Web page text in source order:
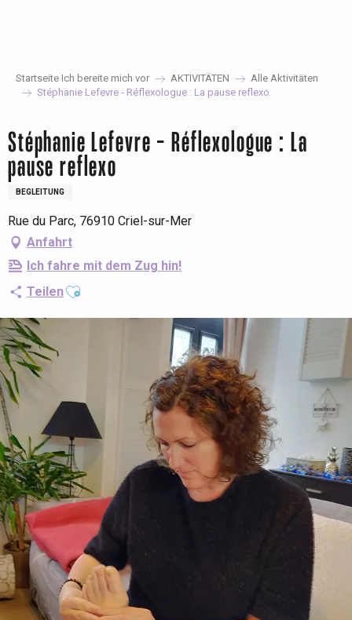
Startseite Ich bereite mich vor AKTIVITÄTEN
Alle Aktivitäten
Stéphanie Lefevre - Réflexologue : La pause reflexo
Stéphanie Lefevre - Réflexologue : La
pause reflexo
BEGLEITUNG
Rue du Parc, 76910 Criel-sur-Mer
Anfahrt
Ich fahre mit dem Zug hin!
TeilenAjouter aux favoris